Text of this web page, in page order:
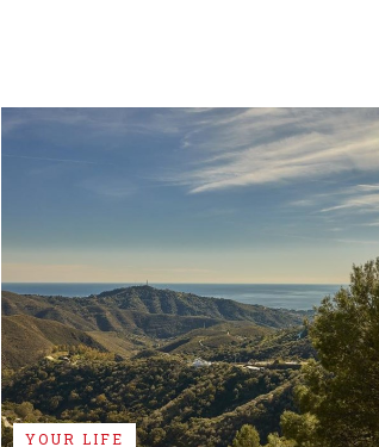
YOUR LIFE